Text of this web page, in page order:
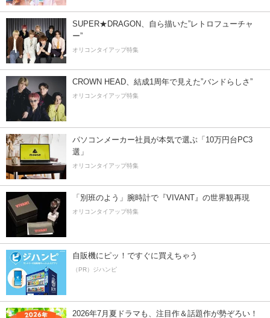
SUPER★DRAGON、自ら描いた”レトロフューチャ
ー”
オリコンタイアップ特集
CROWN HEAD、結成1周年で見えた”バンドらしさ”
オリコンタイアップ特集
パソコンメーカー社員が本気で選ぶ「10万円台PC3
選」
オリコンタイアップ特集
「別班のよう」腕時計で『VIVANT』の世界観再現
オリコンタイアップ特集
自販機にピッ！ですぐに買えちゃう
（PR）ジハンピ
2026年7月夏ドラマも、注目作＆話題作が勢ぞろい！